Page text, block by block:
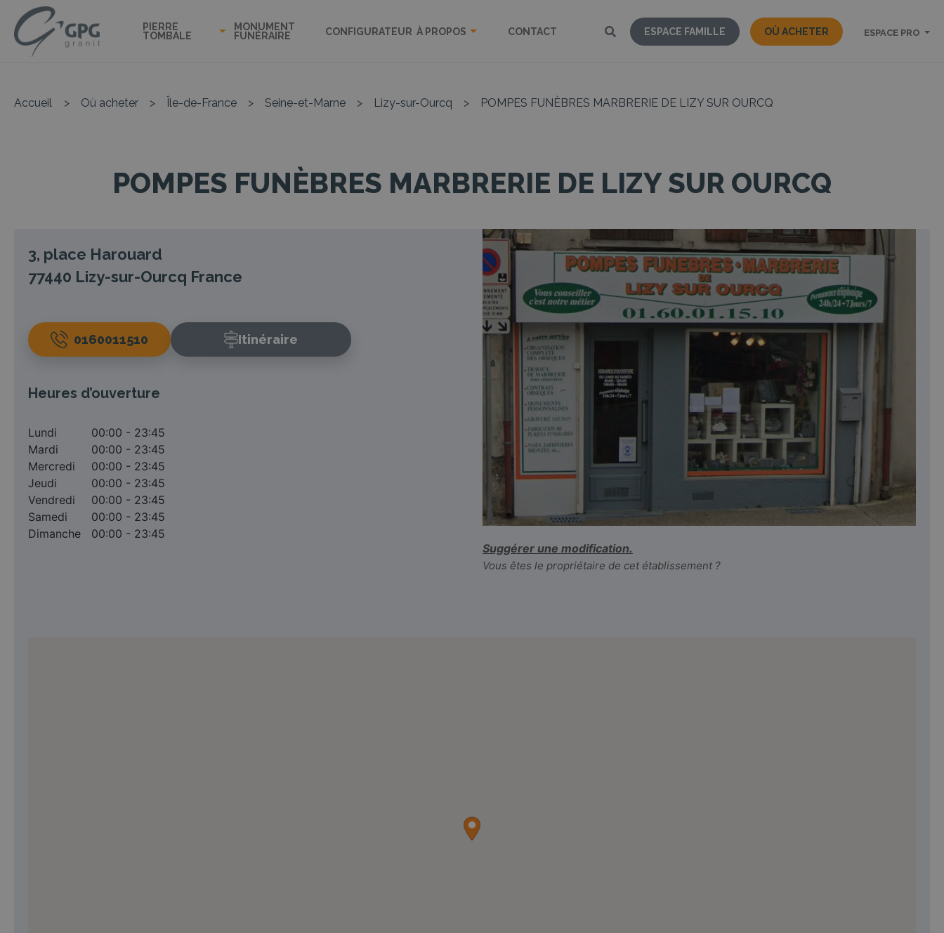
PIERRE
TOMBALE
MONUMENT
FUNÉRAIRE
CONFIGURATEUR À PROPOS CONTACT ESPACE FAMILLE OÙ ACHETER ESPACE PRO
Accueil > Où acheter > Île-de-France > Seine-et-Marne > Lizy-sur-Ourcq > POMPES FUNÈBRES MARBRERIE DE LIZY SUR OURCQ
POMPES FUNÈBRES MARBRERIE DE LIZY SUR OURCQ
3, place Harouard
77440 Lizy-sur-Ourcq France
0160011510 Itinéraire
Heures d’ouverture
Lundi
00:00 - 23:45
Mardi
00:00 - 23:45
Mercredi
00:00 - 23:45
Jeudi
00:00 - 23:45
Vendredi
00:00 - 23:45
Samedi
00:00 - 23:45
Dimanche
00:00 - 23:45
Suggérer une modification.
Vous êtes le propriétaire de cet établissement ?